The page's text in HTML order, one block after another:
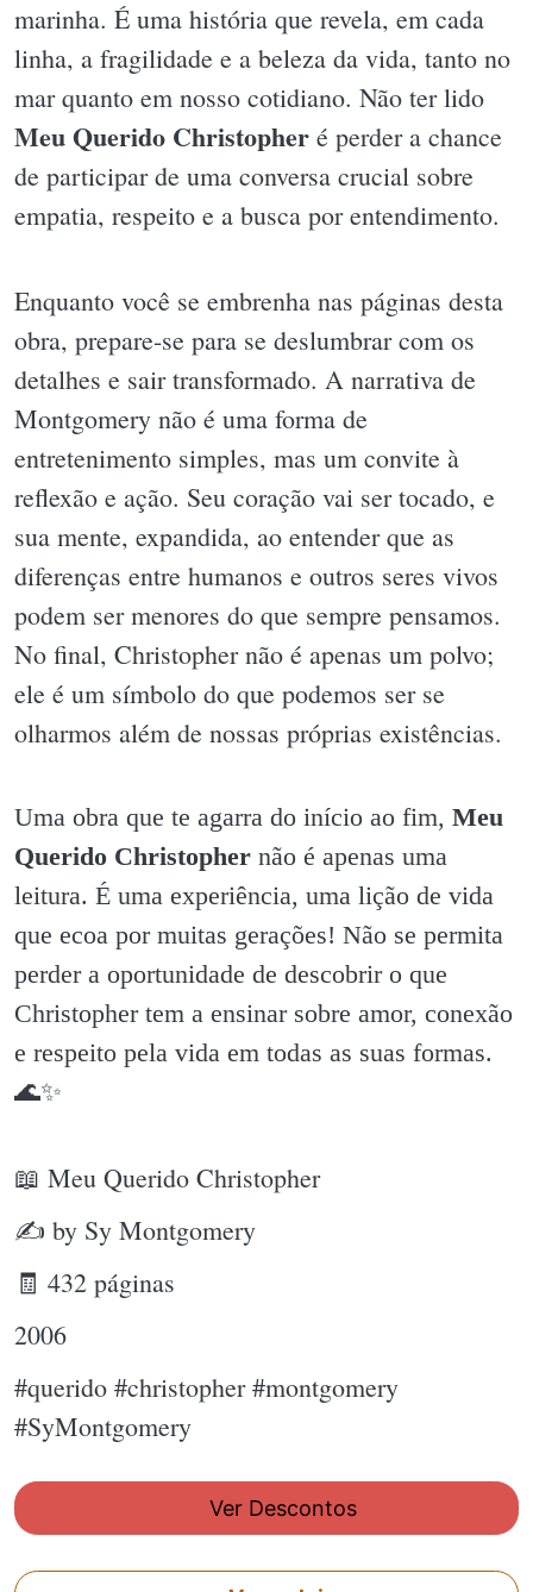
marinha. É uma história que revela, em cada
linha, a fragilidade e a beleza da vida, tanto no
mar quanto em nosso cotidiano. Não ter lido
Meu Querido Christopher é perder a chance
de participar de uma conversa crucial sobre
empatia, respeito e a busca por entendimento.
Enquanto você se embrenha nas páginas desta
obra, prepare-se para se deslumbrar com os
detalhes e sair transformado. A narrativa de
Montgomery não é uma forma de
entretenimento simples, mas um convite à
reflexão e ação. Seu coração vai ser tocado, e
sua mente, expandida, ao entender que as
diferenças entre humanos e outros seres vivos
podem ser menores do que sempre pensamos.
No final, Christopher não é apenas um polvo;
ele é um símbolo do que podemos ser se
olharmos além de nossas próprias existências.
Uma obra que te agarra do início ao fim, Meu
Querido Christopher não é apenas uma
leitura. É uma experiência, uma lição de vida
que ecoa por muitas gerações! Não se permita
perder a oportunidade de descobrir o que
Christopher tem a ensinar sobre amor, conexão
e respeito pela vida em todas as suas formas.
🌊✨️
📖 Meu Querido Christopher
✍ by Sy Montgomery
🧾 432 páginas
2006
#querido #christopher #montgomery
#SyMontgomery
Ver Descontos